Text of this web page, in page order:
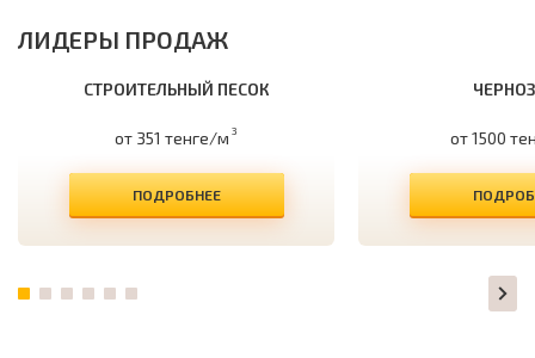
ЛИДЕРЫ ПРОДАЖ
СТРОИТЕЛЬНЫЙ ПЕСОК
от 351 тенге/м 3
ПОДРОБНЕЕ
от 1500